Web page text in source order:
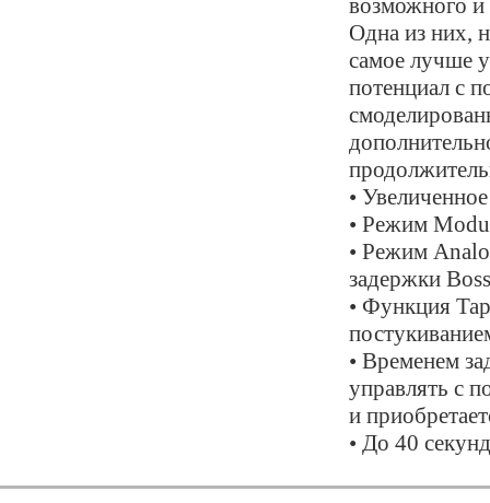
возможного и
Одна из них,
самое лучше
потенциал с
•
• Режим
• Режим
задержки
• Функция
• Временем
управлять с
и
• До 40